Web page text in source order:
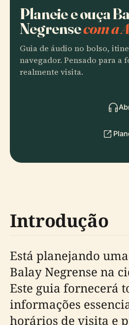
Planeie e ouça
Negrensecom a
Guia de áudio no bolso,
navegador. Pensado para a
realmente visita.
Introdução
Está planejando
Balay Negrense na
Este guia fornecerá
informações
horários de visita e